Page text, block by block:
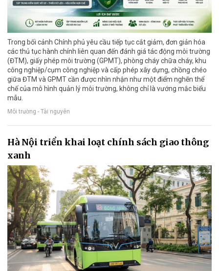
Trong bối cảnh Chính phủ yêu cầu tiếp tục cắt giảm, đơn giản hóa
các thủ tục hành chính liên quan đến đánh giá tác động môi trường
(ĐTM), giấy phép môi trường (GPMT), phòng cháy chữa cháy, khu
công nghiệp/cụm công nghiệp và cấp phép xây dựng, chồng chéo
giữa ĐTM và GPMT cần được nhìn nhận như một điểm nghẽn thể
chế của mô hình quản lý môi trường, không chỉ là vướng mắc biểu
mẫu.
Môi trường - Tài nguyên
Hà Nội triển khai loạt chính sách giao thông
xanh